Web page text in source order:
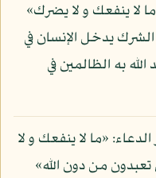
لا ينفعك و لا يضرك»
يدخل الإنسان في
به الظالمين في
«ما لا ينفعك و لا
من دون الله»